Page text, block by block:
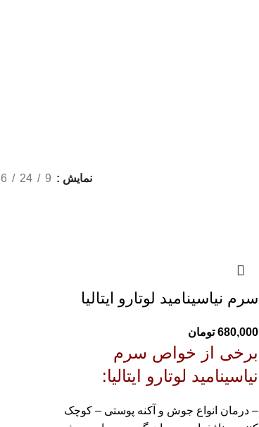
نمایش 9
24
سرم نیاسینامید لوتارو ایتالیا
680,000 تومان
برخی از خواص سرم
نیاسینامید لوتارو ایتالیا:
– درمان انواع جوش و آکنه پوستی – کوچک